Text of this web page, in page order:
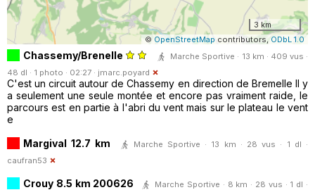
3 km
© OpenStreetMap contributors, ODbL 1.0
Chassemy/Brenelle
Marche Sportive · 13 km · 409 vus ·
48 dl · 1 photo · 02:27 · jmarc.poyard
C'est un circuit autour de Chassemy en direction de Bremelle Il y
a seulement une seule montée et encore pas vraiment raide, le
parcours est en partie à l'abri du vent mais sur le plateau le vent
e
Margival 12.7 km
Marche Sportive · 13 km · 28 vus · 1 dl ·
caufran53
Crouy 8.5 km 200626
Marche Sportive · 8 km · 28 vus · 1 dl ·